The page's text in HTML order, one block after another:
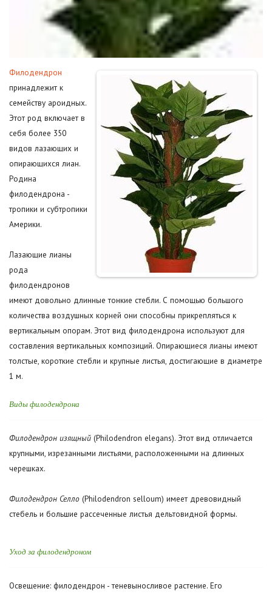
Филодендрон
принадлежит к
семейству ароидных.
Этот род включает в
себя более 350
видов лазающих и
опирающихся лиан.
Родина
филодендрона -
тропики и субтропики
Америки.
Лазающие лианы
рода
филодендронов
имеют довольно длинные тонкие стебли. С помощью большого
количества воздушных корней они способны прикрепляться к
вертикальным опорам. Этот вид филодендрона используют для
составления вертикальных композиций. Опирающиеся лианы имеют
толстые, короткие стебли и крупные листья, достигающие в диаметре
1 м.
Виды филодендрона
Филодендрон изящный (Philodendron elegans). Этот вид отличается
крупными, изрезанными листьями, расположенными на длинных
черешках.
Филодендрон Селло (Philodendron selloum) имеет древовидный
стебель и большие рассеченные листья дельтовидной формы.
Уход за филодендроном
Освещение: филодендрон - теневыносливое растение. Его